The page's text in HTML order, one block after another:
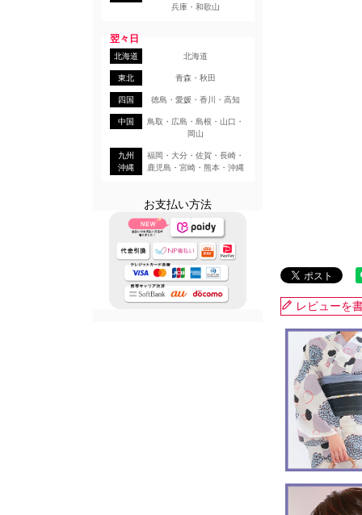
兵庫・和歌山
翌々日
北海道 北海道
東北 青森・秋田
四国 徳島・愛媛・香川・高知
中国
鳥取・広島・島根・山口・
岡山
九州
沖縄
福岡・大分・佐賀・長崎・
鹿児島・宮崎・熊本・沖縄
お支払い方法
レビューを